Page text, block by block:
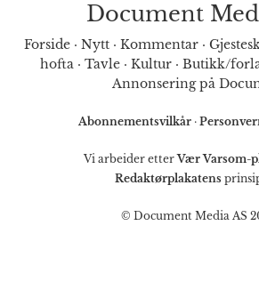
Document
Forside · Nytt · Kommentar ·
hofta· Tavle· Kultur· Butikk/
Annonsering på
Abonnementsvilkår ·
Vi arbeider etterVær Varsom-
Redaktørplakatens
© Document Media AS